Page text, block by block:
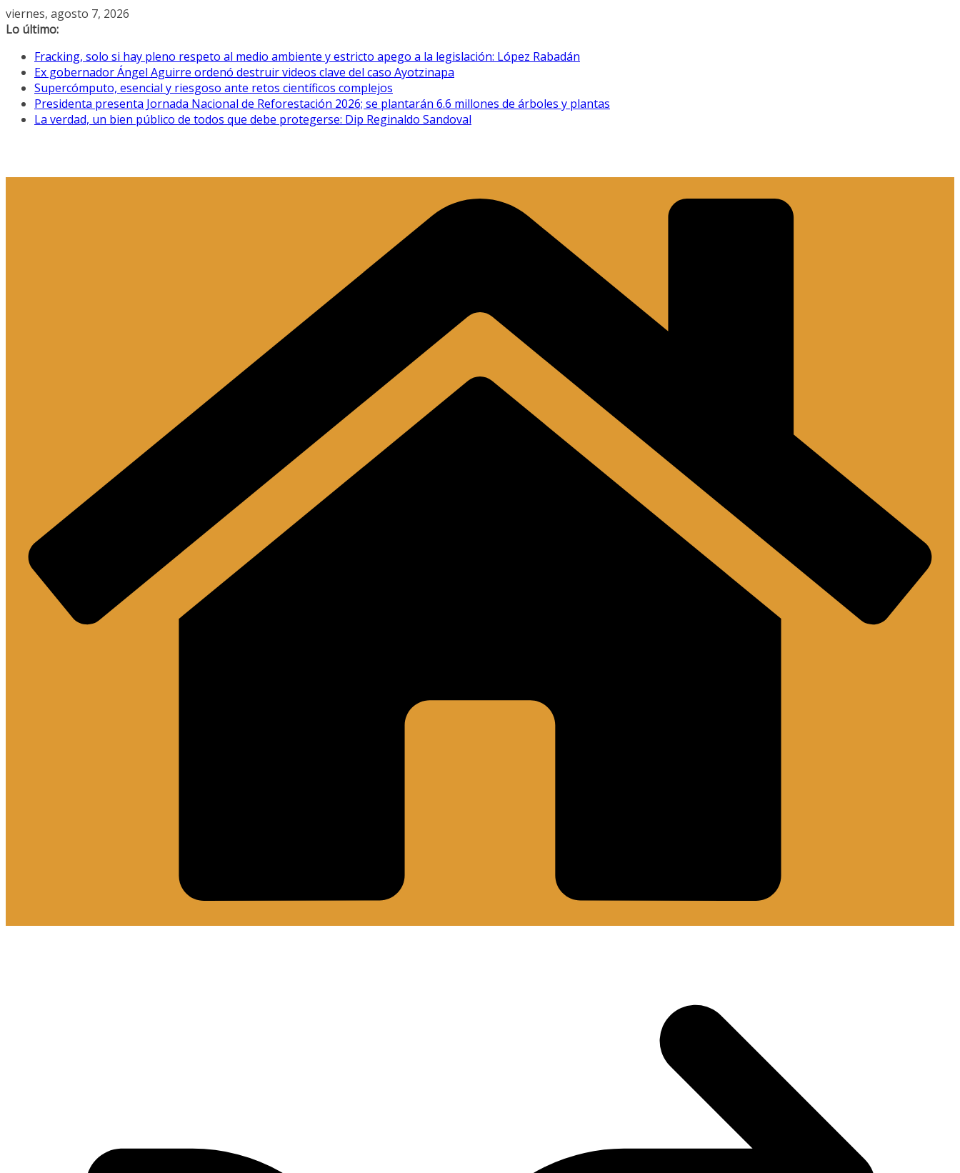
Saltar
al
viernes, agosto 7, 2026
Lo último:
Fracking, solo si hay pleno respeto al medio ambiente y estricto apego a la legislación: López Rabadán
Ex gobernador Ángel Aguirre ordenó destruir videos clave del caso Ayotzinapa
Supercómputo, esencial y riesgoso ante retos científicos complejos
Presidenta presenta Jornada Nacional de Reforestación 2026; se plantarán 6.6 millones de árboles y plantas
La verdad, un bien público de todos que debe protegerse: Dip Reginaldo Sandoval